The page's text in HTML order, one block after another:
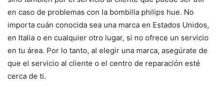
en caso de problemas con la bombilla philips hue. No
importa cuán conocida sea una marca en Estados Unidos,
en Italia o en cualquier otro lugar, si no ofrece un servicio
en tu área. Por lo tanto, al elegir una marca, asegúrate de
que el servicio al cliente o el centro de reparación esté
cerca de ti.